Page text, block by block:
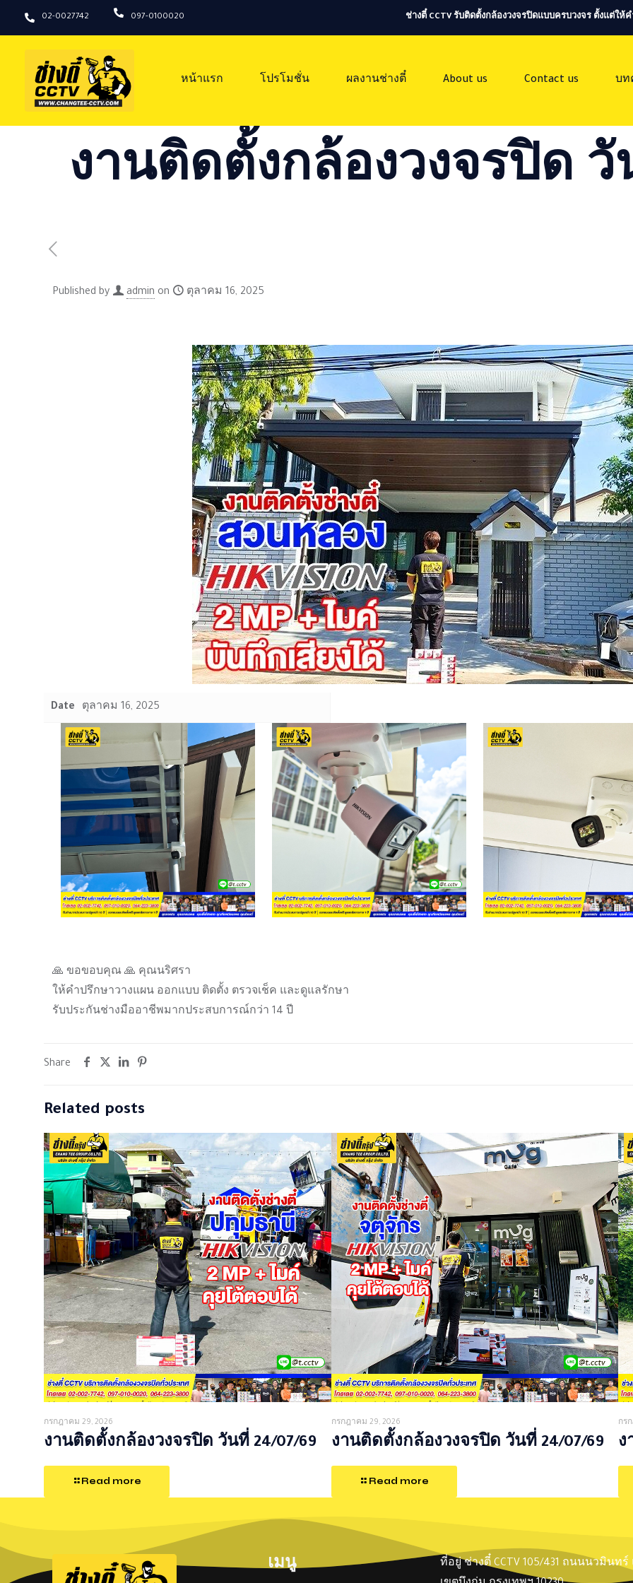
02-0027742 097-0100020 ช่างตี๋ CCTV รับติดตั้งกล้องวงจรปิดแบบครบวงจร ตั้งแต่
หน้าแรก โปรโมชั่น ผลงานช่างตี๋ About us Contact us บท
งานติดตั้งกล้องวงจรปิด วั
Published by admin on ตุลาคม 16, 2025
Date ตุลาคม 16, 2025
🙏 ขอขอบคุณ 🙏 คุณนริศรา
ให้คำปรึกษาวางแผน ออกแบบ ติดตั้ง ตรวจเช็ค และดูแลรักษา
รับประกันช่างมืออาชีพมากประสบการณ์กว่า 14 ปี
Share
Related posts
กรกฎาคม 29, 2026
งานติดตั้งกล้องวงจรปิด วันที่ 24/07/69
Read more
กรกฎาคม 29, 2026
งานติดตั้งกล้องวงจรปิด วันที่ 24/07/69
Read more
กร
ง
เมนู
ที่อยู่ ช่างตี๋ CCTV 105/431 ถนนนวมินท